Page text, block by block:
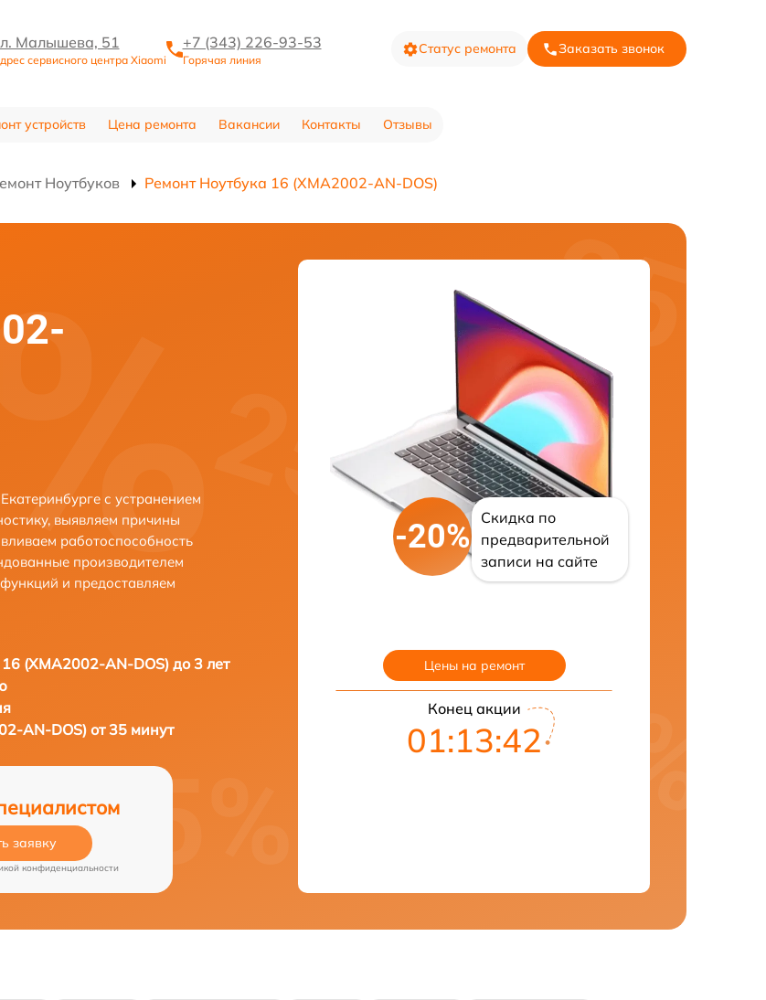
Малышева, 51
сервисного центра Xiaomi
+7 (343) 226-93-53
Горячая линия
Статус ремонта Заказать звонок
устройств Цена ремонта Вакансии Контакты Отзывы
Ноутбуков Ремонт Ноутбука 16 (XMA2002-AN-DOS)
с устранением
выявляем причины
работоспособность
производителем
и предоставляем
(XMA2002-AN-DOS) до 3 лет
AN-DOS) от 35 минут
заявку
конфиденциальности
-20%
Скидка по
предварительной
записи на сайте
Цены на ремонт
Конец акции
01:13:41